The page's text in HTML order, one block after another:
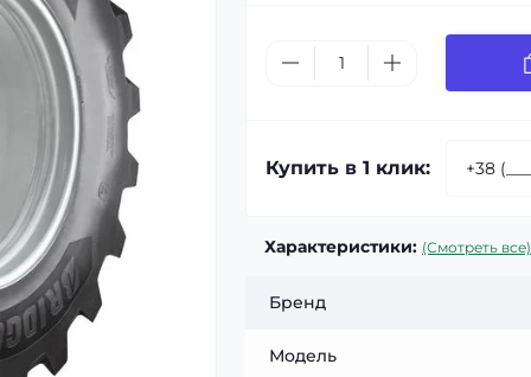
Купить в 1 клик:
Характеристики: (Смотреть все)
Бренд
Модель